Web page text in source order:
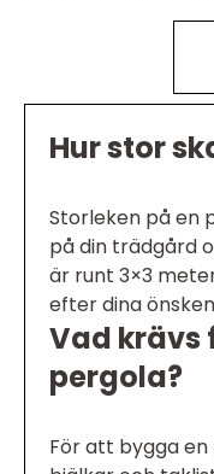
Hur stor
Storleken på en
på din trädgård
är runt 3×3
efter dina
Vad krävs
pergola?
För att bygga